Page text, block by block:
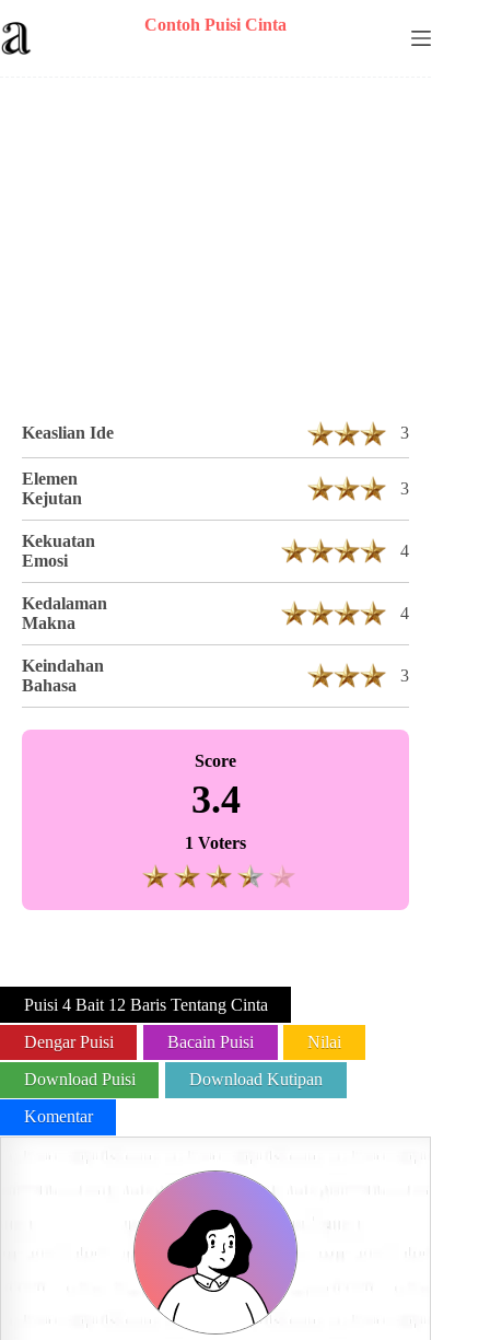
to
content
Contoh Puisi Cinta
Keaslian Ide 3
Elemen
Kejutan
3
Kekuatan
Emosi
4
Kedalaman
Makna
4
Keindahan
Bahasa
3
Score
3.4
1 Voters
Puisi 4 Bait 12 Baris Tentang Cinta
Dengar Puisi Bacain Puisi Nilai
Download Puisi Download Kutipan
Komentar